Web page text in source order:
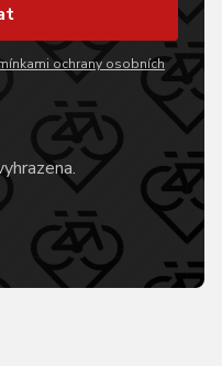
ochrany osobních